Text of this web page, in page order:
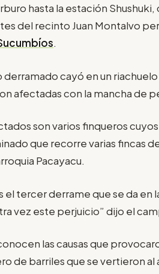
hasta la estación
del recinto Juan Montalvo
.
derramado cayó en un
afectadas con la mancha de
son varios finqueros
que recorre varias fincas
Pacayacu.
el tercer derrame que se da
vez este perjuicio” dijo el
las causas que
de barriles que se vertieron